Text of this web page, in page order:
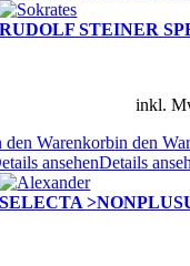
RUDOLF STEINER
inkl.
den Warenkorbin den
ansehenDetails
SELECTA